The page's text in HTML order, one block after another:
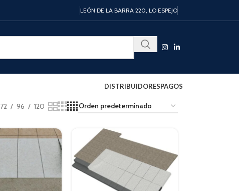
LEÓN DE LA BARRA 220, LO ESPEJO
DISTRIBUIDORESPAGOS
72 96 120